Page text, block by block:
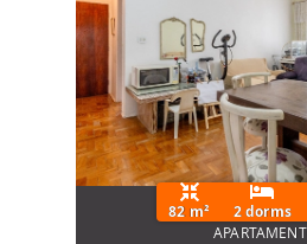
Ideal para quem busca
Apartamento à venda em
4 dormitórios
Imóvel de alto padrão
ampla
Região nobre e valorizada
Moradia familiar com
Excelente opção
82 m² 2 dorms